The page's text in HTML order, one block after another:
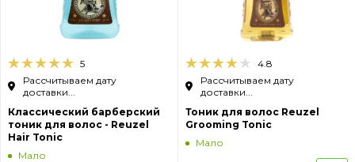
5
Рассчитываем дату
доставки...
Классический барберский
тоник для волос - Reuzel
Hair Tonic
Мало
4.8
Рассчитываем дату
доставки...
Тоник для волос Reuzel
Grooming Tonic
Мало